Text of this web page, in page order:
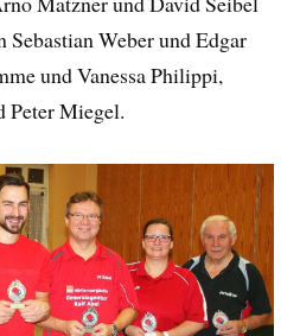
Weber und Edgar
und Vanessa Philippi,
Peter Miegel.